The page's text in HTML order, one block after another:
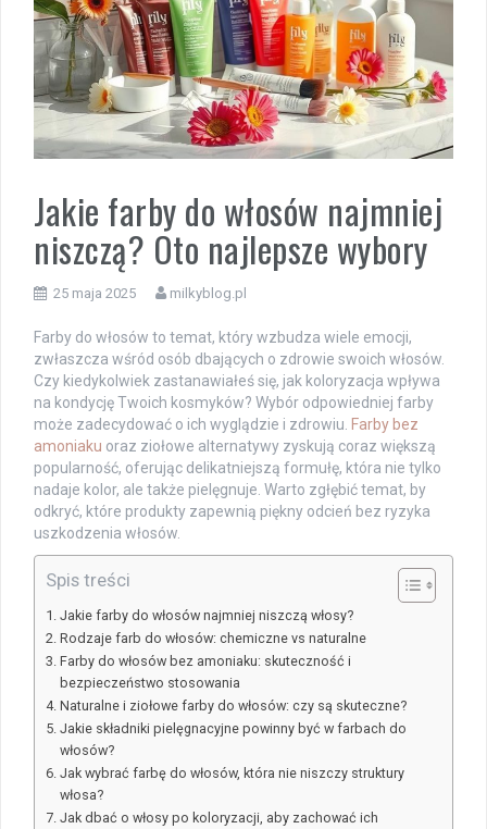
Jakie farby do włosów najmniej
niszczą? Oto najlepsze wybory
25 maja 2025 milkyblog.pl
Farby do włosów to temat, który wzbudza wiele emocji,
zwłaszcza wśród osób dbających o zdrowie swoich włosów.
Czy kiedykolwiek zastanawiałeś się, jak koloryzacja wpływa
na kondycję Twoich kosmyków? Wybór odpowiedniej farby
może zadecydować o ich wyglądzie i zdrowiu. Farby bez
amoniaku oraz ziołowe alternatywy zyskują coraz większą
popularność, oferując delikatniejszą formułę, która nie tylko
nadaje kolor, ale także pielęgnuje. Warto zgłębić temat, by
odkryć, które produkty zapewnią piękny odcień bez ryzyka
uszkodzenia włosów.
Spis treści
Jakie farby do włosów najmniej niszczą włosy?
Rodzaje farb do włosów: chemiczne vs naturalne
Farby do włosów bez amoniaku: skuteczność i
bezpieczeństwo stosowania
Naturalne i ziołowe farby do włosów: czy są skuteczne?
Jakie składniki pielęgnacyjne powinny być w farbach do
włosów?
Jak wybrać farbę do włosów, która nie niszczy struktury
włosa?
Jak dbać o włosy po koloryzacji, aby zachować ich